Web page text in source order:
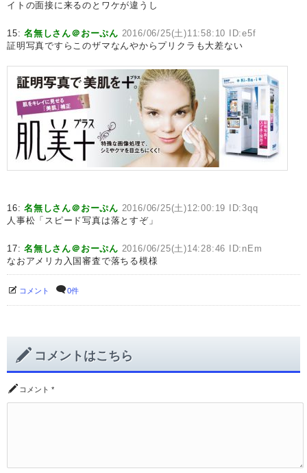
イトの面接に来るのとワケが違うし
15:名無しさん＠おーぷん 2016/06/25(土)11:58:10 ID:e5f
証明写真ですらこのザマなんやからプリクラも大差ない
16:名無しさん＠おーぷん 2016/06/25(土)12:00:19 ID:3qq
人事松「スピード写真は落とすぞ」
17:名無しさん＠おーぷん 2016/06/25(土)14:28:46 ID:nEm
なおアメリカ入国審査で落ちる模様
コメント 0件
コメントはこちら
コメント *